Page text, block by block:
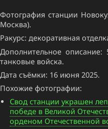
Фотография станции
Москва).
Ракурс: декоративная
Дополнительное
танковые войска.
Дата съёмки: 16 июня 2025.
Похожие фотографии:
Свод станции украшен
победе в Великой
орденом Отечественной